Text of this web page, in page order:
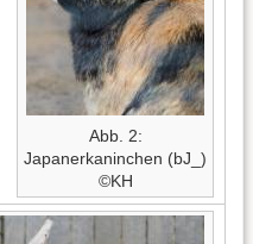
Abb. 2:
Japanerkaninchen (bJ_)
©KH